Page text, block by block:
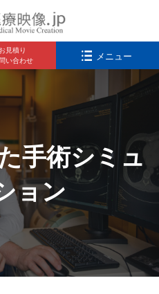
見積り
い合わせ
メニュー
手術シミュ
ョン